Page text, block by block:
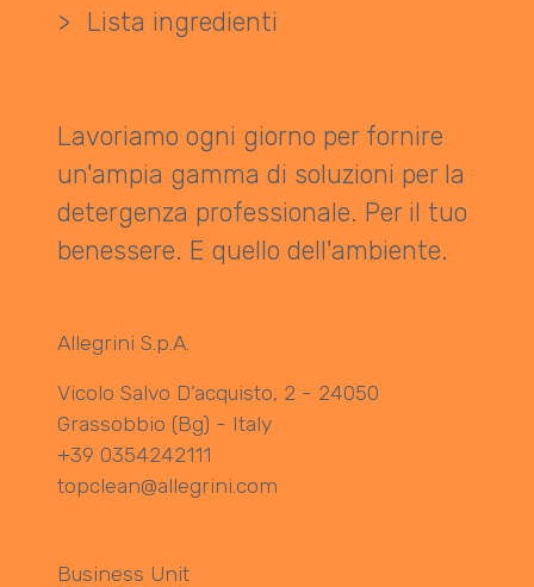
>
Lista ingredienti
Lavoriamo ogni giorno per fornire
un'ampia gamma di soluzioni per la
detergenza professionale. Per il tuo
benessere. E quello dell'ambiente.
Allegrini S.p.A.
Vicolo Salvo D’acquisto, 2 - 24050
Grassobbio (Bg) - Italy
+39 0354242111
topclean@allegrini.com
Business Unit